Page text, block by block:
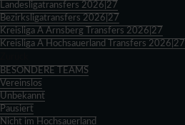
Landesligatransfers 2026|27
Bezirksligatransfers 2026|27
Kreisliga A Arnsberg Transfers 2026|27
Kreisliga A Hochsauerland Transfers 2026|27
BESONDERE TEAMS
Vereinslos
Unbekannt
Pausiert
Nicht im Hochsauerland